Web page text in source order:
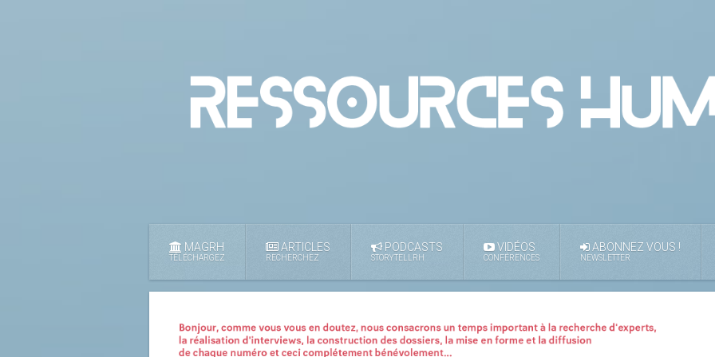
MAGRH
TÉLÉCHARGEZ
ARTICLES
RECHERCHEZ
PODCASTS
STORYTELLRH
VIDÉOS
CONFÉRENCES
ABONNEZ VOUS !
NEWSLETTER